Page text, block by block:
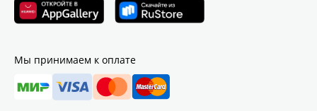
Мы принимаем к оплате